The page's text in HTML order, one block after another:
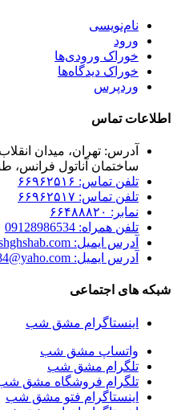
نام‌نویسی
ورود
خوراک ورودی‌ها
خوراک دیدگاه‌ها
وردپرس
اطلاعات تماس
آدرس: تهران، میدان
ساختمان آناتول فرانس،
تلفن تماس: ۶۶۹۶۲۵۱۶
تلفن تماس: ۶۶۹۶۲۵۱۷
نمابر: ۶۶۴۸۸۸۲۰
تلفن همراه: 09128986534
آدرس ایمیل: info@mashghshab.com
آدرس ایمیل: Mashgheshab84@yaho.com
شبکه های اجتماعی
اینستاگرام مشق شب
واتساپ مشق شب
تلگرام مشق شب
تلگرام فروشگاه مشق
اینستاگرام فتو مشق شب